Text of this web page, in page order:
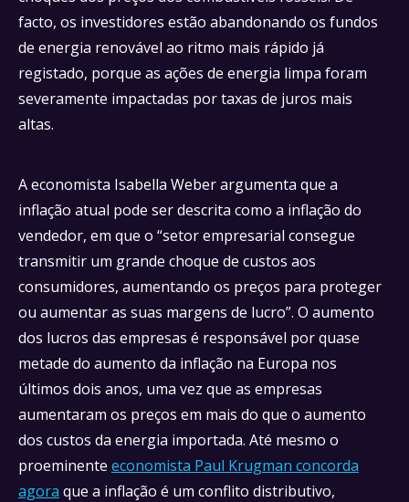
facto, os investidores estão abandonando os fundos
de energia renovável ao ritmo mais rápido já
registado, porque as ações de energia limpa foram
severamente impactadas por taxas de juros mais
altas.
A economista Isabella Weber argumenta que a
inflação atual pode ser descrita como a inflação do
vendedor, em que o “setor empresarial consegue
transmitir um grande choque de custos aos
consumidores, aumentando os preços para proteger
ou aumentar as suas margens de lucro”. O aumento
dos lucros das empresas é responsável por quase
metade do aumento da inflação na Europa nos
últimos dois anos, uma vez que as empresas
aumentaram os preços em mais do que o aumento
dos custos da energia importada. Até mesmo o
proeminente economista Paul Krugman concorda
agora que a inflação é um conflito distributivo,